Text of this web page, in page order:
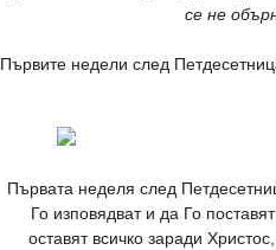
се не
Първите недели след
Първата неделя след
Го изповядват и да Го
оставят всичко заради